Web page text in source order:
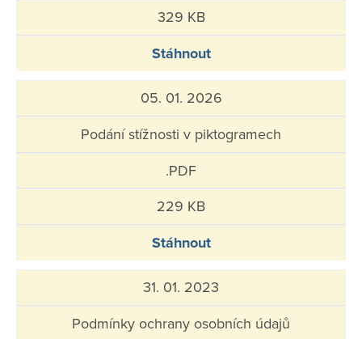
329 KB
Stáhnout
05. 01. 2026
Podání stížnosti v piktogramech
.PDF
229 KB
Stáhnout
31. 01. 2023
Podmínky ochrany osobních údajů